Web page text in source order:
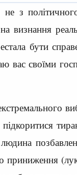
не з
бути
своїми
приниження